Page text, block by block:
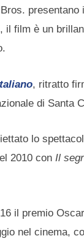
film è un
, ritratto
di Santa
lo
2010 conIl
il premio
nel cinema,